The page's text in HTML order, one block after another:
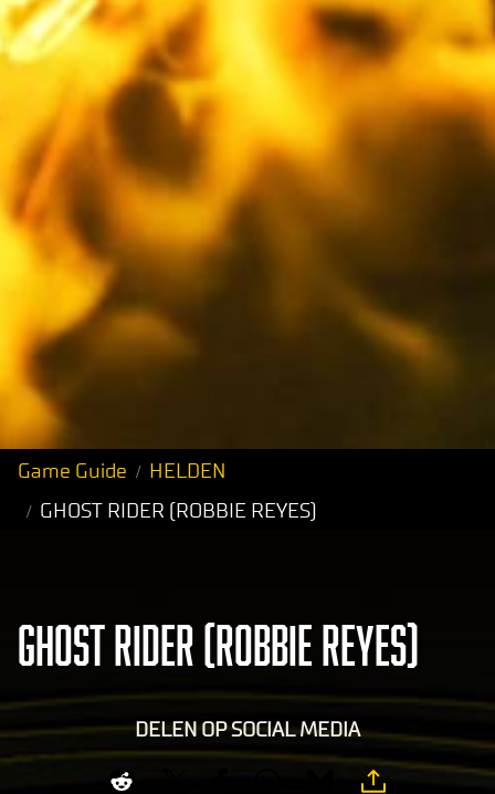
Game Guide
HELDEN
GHOST RIDER (ROBBIE REYES)
GHOST RIDER (ROBBIE REYES)
DELEN OP SOCIAL MEDIA